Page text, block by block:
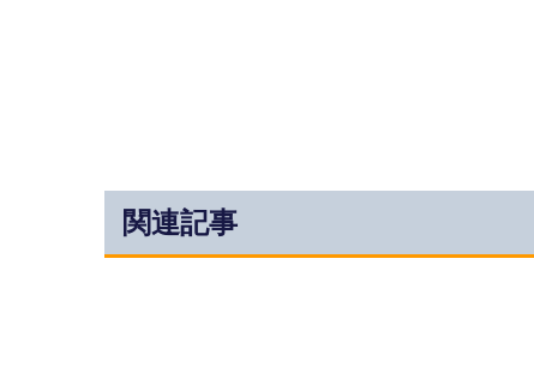
関連記事